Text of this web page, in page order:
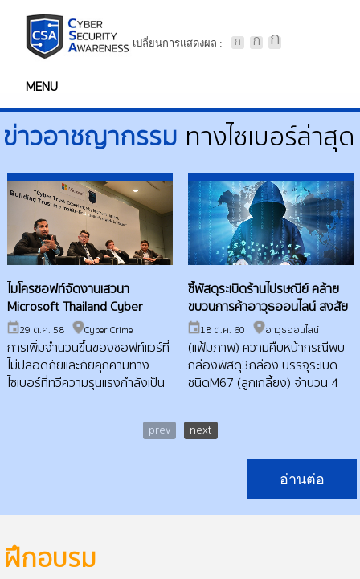
เปลี่ยนการแสดงผล :
MENU
ข่าวอาชญากรรม ทางไซเบอร์ล่าสุด
ไมโครซอฟท์จัดงานเสวนา
Microsoft Thailand Cyber
Trust Experience ร่วมต่อสู้กับ
อาชญากรรมบนโลกออนไลน์
29 ต.ค. 58 Cyber Crime
การเพิ่มจำนวนขึ้นของซอฟท์แวร์ที่
ไม่ปลอดภัยและภัยคุกคามทาง
ไซเบอร์ที่ทวีความรุนแรงกำลังเป็น
ความปลอดภัยและความเป็นส่วน
ตัวในโลกออนไลน์ทั้งในระดับปัจเจก
Central Command) และ บริษัท
โซนี่ พิคเจอร์ (Sony Pictures
ชี้พัสดุระเบิดร้านไปรษณีย์ คล้าย
ขบวนการค้าอาวุธออนไลน์ สงสัย
ลักจากคลังแสง
18 ต.ค. 60 อาวุธออนไลน์
(แฟ้มภาพ) ความคืบหน้ากรณีพบ
กล่องพัสดุ3กล่อง บรรจุระเบิด
ชนิดM67 (ลูกเกลี้ยง) จำนวน 4
M26(น้อยหน่า)2ลูก และกระสุนปืน
เอชเค100นัด ภายในร้าน Kerry
บางเขน ล่าสุด เมื่อวันที่ 3 มิถุนายน
พ.ต.อ.อำนาจ อินทร
prev next
อ่านต่อ
ฝึกอบรม